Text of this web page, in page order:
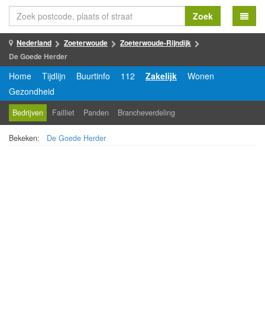
Zoek
Nederland Zoeterwoude
Zoeterwoude-Rijndijk
De Goede Herder
Home Tijdlijn Buurtinfo 112 Zakelijk
Wonen
Gezondheid
Bedrijven Failliet Panden Brancheverdeling
Bekeken: De Goede Herder